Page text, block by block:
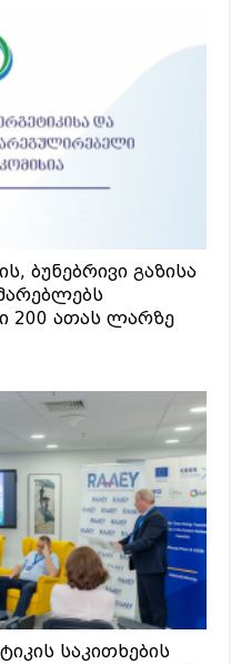
ბუნებრივი გაზისა
200 ათას ლარზე
საკითხების